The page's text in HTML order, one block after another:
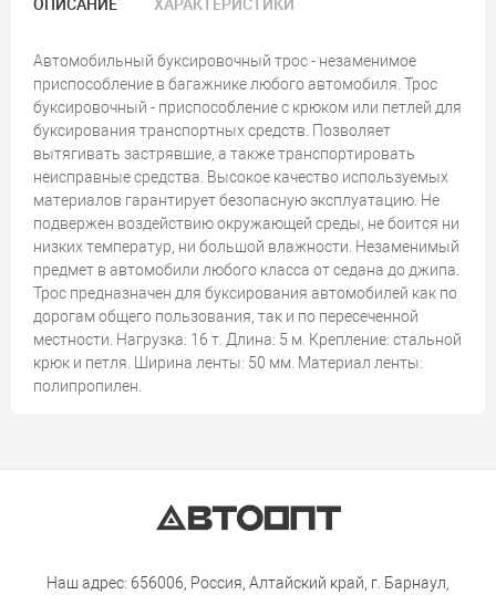
ОПИСАНИЕ ХАРАКТЕРИСТИКИ
Автомобильный буксировочный трос - незаменимое
приспособление в багажнике любого автомобиля. Трос
буксировочный - приспособление с крюком или петлей для
буксирования транспортных средств. Позволяет
вытягивать застрявшие, а также транспортировать
неисправные средства. Высокое качество используемых
материалов гарантирует безопасную эксплуатацию. Не
подвержен воздействию окружающей среды, не боится ни
низких температур, ни большой влажности. Незаменимый
предмет в автомобили любого класса от седана до джипа.
Трос предназначен для буксирования автомобилей как по
дорогам общего пользования, так и по пересеченной
местности. Нагрузка: 16 т. Длина: 5 м. Крепление: стальной
крюк и петля. Ширина ленты: 50 мм. Материал ленты:
полипропилен.
Наш адрес: 656006, Россия, Алтайский край, г. Барнаул,